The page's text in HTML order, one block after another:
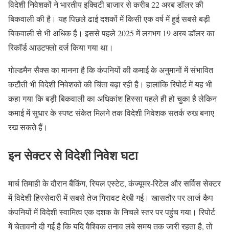
विदेशी निवेशकों ने भारतीय इक्विटी बाजार से करीब 22 अरब डॉलर की
बिकवाली की है। यह पिछले ढाई दशकों में किसी एक वर्ष में हुई सबसे बड़ी
बिकवाली से भी अधिक है। इससे पहले 2025 में लगभग 19 अरब डॉलर का
रिकॉर्ड आउटफ्लो दर्ज किया गया था।
गोल्डमैन सैक्स का मानना है कि कंपनियों की कमाई के अनुमानों में संभावित
कटौती भी विदेशी निवेशकों की चिंता बढ़ा रही है। हालांकि रिपोर्ट में यह भी
कहा गया कि बड़ी बिकवाली का अधिकांश हिस्सा पहले ही हो चुका है लेकिन
कमाई में सुधार के स्पष्ट संकेत मिलने तक विदेशी निवेशक सतर्क रुख बनाए
रख सकते हैं।
इन सेक्टर से विदेशी निवेश घटा
मार्च तिमाही के दौरान बैंकिंग, रियल एस्टेट, कंज्यूमर-रिटेल और सर्विस सेक्टर
में विदेशी हिस्सेदारी में सबसे तेज गिरावट देखी गई। खासतौर पर लार्ज-कैप
कंपनियों में विदेशी स्वामित्व एक दशक के निचले स्तर पर पहुंच गया। रिपोर्ट
में चेतावनी दी गई है कि यदि वैश्विक तनाव लंबे समय तक जारी रहता है, तो